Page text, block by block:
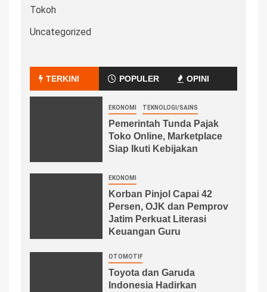
Tokoh
Uncategorized
TERKINI POPULER OPINI
EKONOMI TEKNOLOGI/SAINS
Pemerintah Tunda Pajak
Toko Online, Marketplace
Siap Ikuti Kebijakan
EKONOMI
Korban Pinjol Capai 42
Persen, OJK dan Pemprov
Jatim Perkuat Literasi
Keuangan Guru
OTOMOTIF
Toyota dan Garuda
Indonesia Hadirkan